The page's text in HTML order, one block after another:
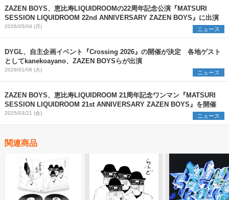
ZAZEN BOYS、恵比寿LIQUIDROOMの22周年記念公演『MATSURI
SESSION LIQUIDROOM 22nd ANNIVERSARY ZAZEN BOYS』に出演
2026/05/04 (月) ニュース
DYGL、自主企画イベント『Crossing 2026』の開催が決定 各地ゲスト
としてkanekoayano、ZAZEN BOYSらが出演
2026/01/06 (火) ニュース
ZAZEN BOYS、恵比寿LIQUIDROOM 21周年記念ワンマン『MATSURI
SESSION LIQUIDROOM 21st ANNIVERSARY ZAZEN BOYS』を開催
2025/03/21 (金) ニュース
関連商品